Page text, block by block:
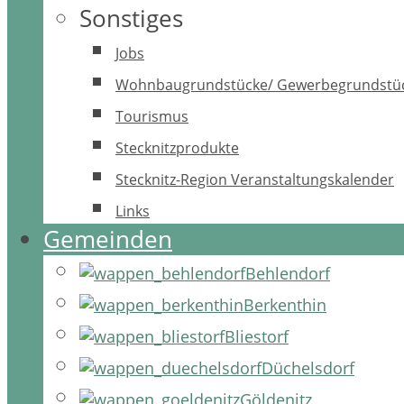
Sonstiges
Jobs
Wohnbaugrundstücke/
Tourismus
Stecknitzprodukte
Stecknitz-Region Veranstaltungskalender
Links
Gemeinden
Behlendorf
Berkenthin
Bliestorf
Düchelsdorf
Göldenitz